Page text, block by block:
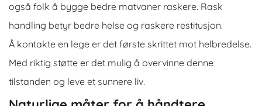
også folk å bygge bedre matvaner raskere. Rask
handling betyr bedre helse og raskere restitusjon.
Å kontakte en lege er det første skrittet mot helbredelse.
Med riktig støtte er det mulig å overvinne denne
tilstanden og leve et sunnere liv.